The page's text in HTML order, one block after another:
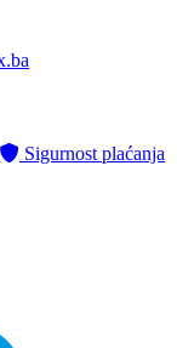
Sigurnost plaćanja